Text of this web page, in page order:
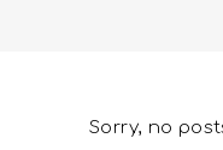
Sorry, no